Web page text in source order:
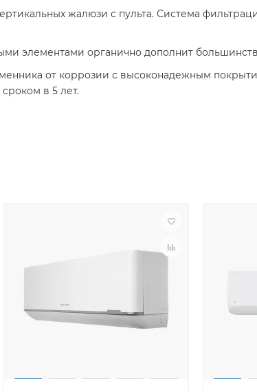
жалюзи с пульта. Система
элементами органично дополнит
от коррозии с высоконадежным
в 5 лет.